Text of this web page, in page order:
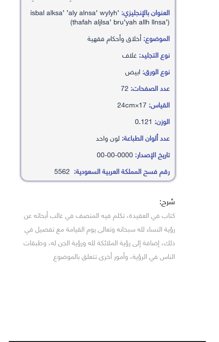
العنوان بالإنجليزي: ’isbal alksa’ ’aly alnsa’ wylyh
(thafah aljlsa’ bru’yah allh llnsa’)
الموضوع:أخلاق وأحكام فقهية
نوع التجليد:غلاف
نوع الورق:ابيض
عدد الصفحات:
القياس:
الوزن:
عدد ألوان الطباعة: لون واحد
تاريخ الإصدار:
رقم فسح المملكة العربية السعودية:
شرح:
كتاب في العقيدة، تكلم فيه المنصف في غالب أبحاثه عن
رؤية النساء لله سبحانه وتعالى يوم القيامة مع تفصيل في
ذلك، إضافة إلى رؤية الملائكة لله ورؤية الجن له، وطبقات
الناس في الرؤية، وأمور أخرى تتعلق بالموضوع